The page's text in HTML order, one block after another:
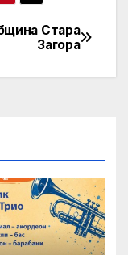
Стара
Загора